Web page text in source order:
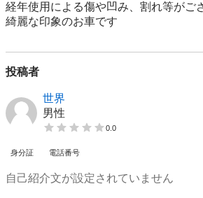
経年使用による傷や凹み、割れ等がご
綺麗な印象のお車です
投稿者
世界
男性
0.0
身分証 電話番号
自己紹介文が設定されていません